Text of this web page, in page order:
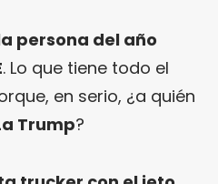
persona del año
. Lo que tiene todo el
en serio, ¿a quién
Trump?